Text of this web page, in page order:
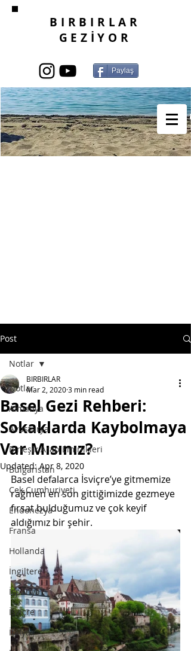
BIRBIRLAR
GEZİYOR
Paylaş
Post
Notlar
Almanya
Avusturya
Birleşik Arap Emirlikleri
Bulgaristan
Çek Cumhuriyeti
Endonezya
Fransa
Hollanda
İngiltere
İspanya
İsviçre
İtalya
Notlar
Basel Gezi Rehberi:
Sokaklarda Kaybolmaya
Var Mısınız?
BIRBIRLAR
Mar 2, 20203 min read
Updated:Apr 8, 2020
Basel defalarca İsviçre’ye gitmemize
rağmen en son gittiğimizde gezmeye
fırsat bulduğumuz ve çok keyif
aldığımız bir şehir.